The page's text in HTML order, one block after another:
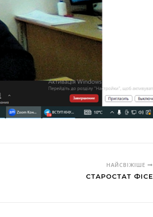
НАЙСВІЖІШЕ
СТАРОСТАТ ФІСЕ